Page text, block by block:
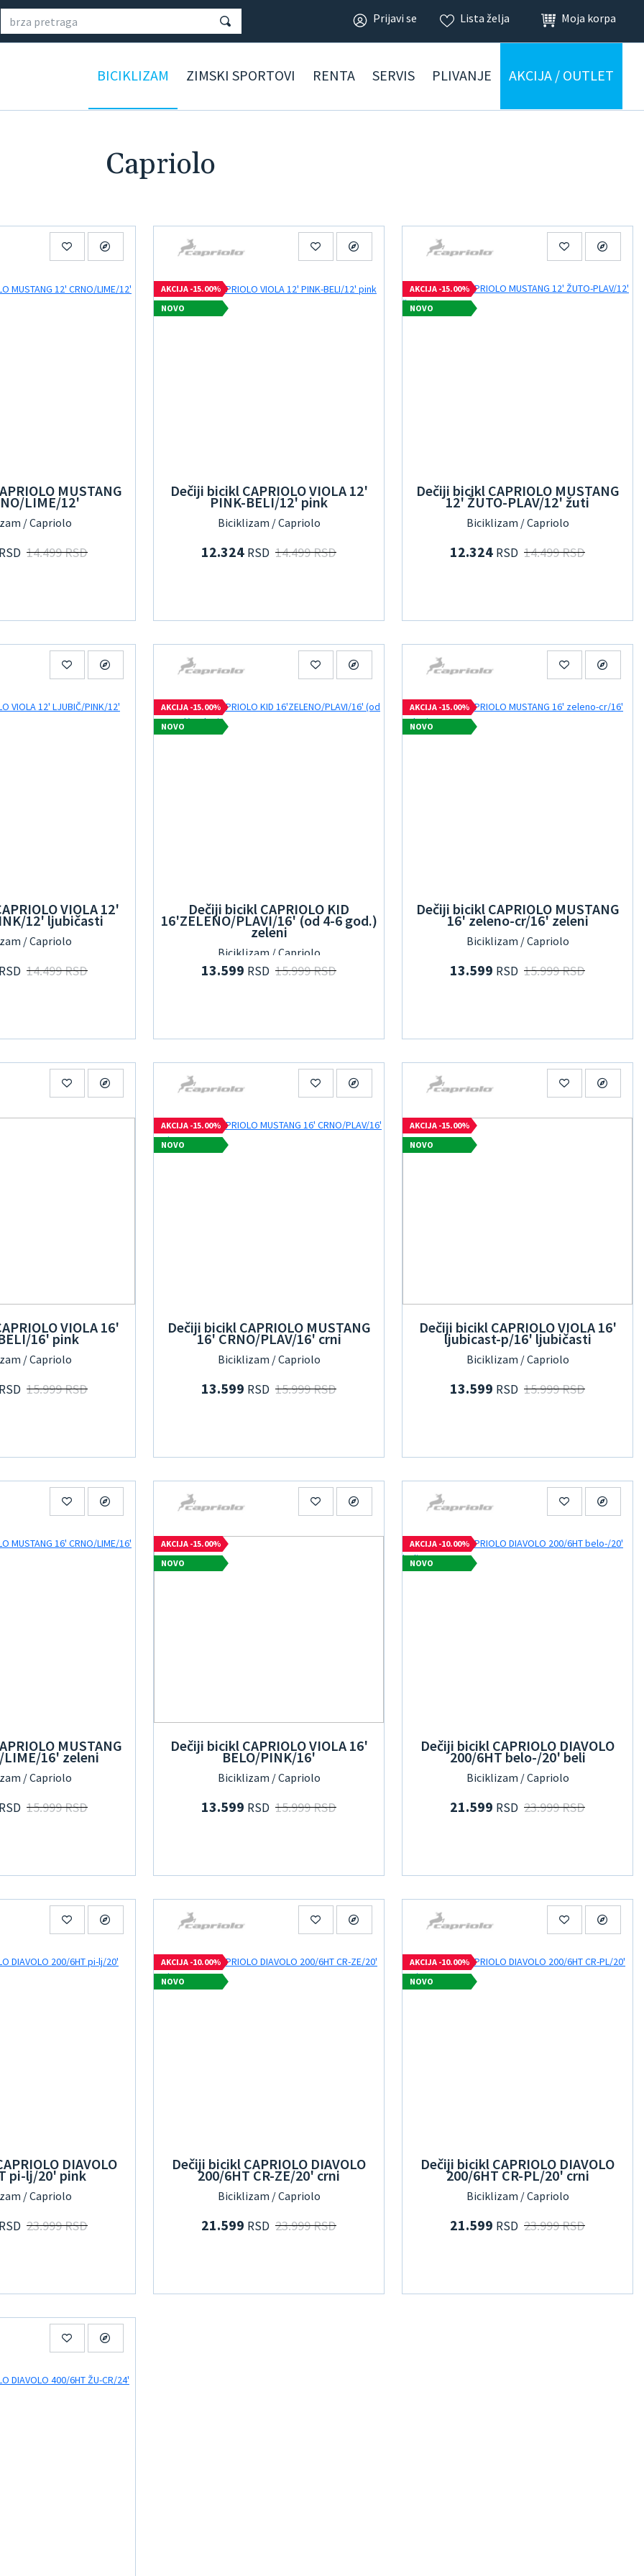
Prijavi se Lista želja Moja korpa
BICIKLIZAM ZIMSKI SPORTOVI RENTA SERVIS PLIVANJE AKCIJA / OUTLET
Capriolo
MUSTANG
LIME/12'
/ Capriolo
RSD 14.499 RSD
AKCIJA -15.00%
NOVO
Dečiji bicikl CAPRIOLO VIOLA 12'
PINK-BELI/12' pink
Biciklizam / Capriolo
12.324 RSD 14.499 RSD
AKCIJA -15.00%
NOVO
Dečiji bicikl CAPRIOLO MUSTANG
12' ŽUTO-PLAV/12' žuti
Biciklizam / Capriolo
12.324 RSD 14.499 RSD
VIOLA 12'
12' ljubičasti
/ Capriolo
RSD 14.499 RSD
AKCIJA -15.00%
NOVO
Dečiji bicikl CAPRIOLO KID
16'ZELENO/PLAVI/16' (od 4-6 god.)
zeleni
Biciklizam / Capriolo
13.599 RSD 15.999 RSD
AKCIJA -15.00%
NOVO
Dečiji bicikl CAPRIOLO MUSTANG
16' zeleno-cr/16' zeleni
Biciklizam / Capriolo
13.599 RSD 15.999 RSD
VIOLA 16'
16' pink
/ Capriolo
RSD 15.999 RSD
AKCIJA -15.00%
NOVO
Dečiji bicikl CAPRIOLO MUSTANG
16' CRNO/PLAV/16' crni
Biciklizam / Capriolo
13.599 RSD 15.999 RSD
AKCIJA -15.00%
NOVO
Dečiji bicikl CAPRIOLO VIOLA 16'
ljubicast-p/16' ljubičasti
Biciklizam / Capriolo
13.599 RSD 15.999 RSD
MUSTANG
LIME/16' zeleni
/ Capriolo
RSD 15.999 RSD
AKCIJA -15.00%
NOVO
Dečiji bicikl CAPRIOLO VIOLA 16'
BELO/PINK/16'
Biciklizam / Capriolo
13.599 RSD 15.999 RSD
AKCIJA -10.00%
NOVO
Dečiji bicikl CAPRIOLO DIAVOLO
200/6HT belo-/20' beli
Biciklizam / Capriolo
21.599 RSD 23.999 RSD
DIAVOLO
pi-lj/20' pink
/ Capriolo
RSD 23.999 RSD
AKCIJA -10.00%
NOVO
Dečiji bicikl CAPRIOLO DIAVOLO
200/6HT CR-ZE/20' crni
Biciklizam / Capriolo
21.599 RSD 23.999 RSD
AKCIJA -10.00%
NOVO
Dečiji bicikl CAPRIOLO DIAVOLO
200/6HT CR-PL/20' crni
Biciklizam / Capriolo
21.599 RSD 23.999 RSD